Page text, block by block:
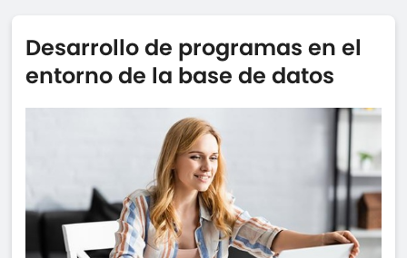
Desarrollo de programas en el
entorno de la base de datos